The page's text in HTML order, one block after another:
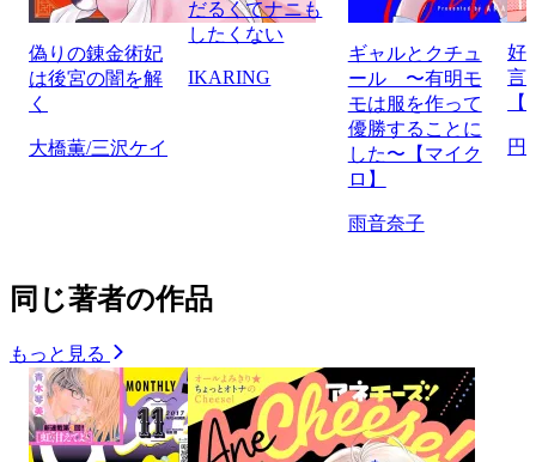
偽りの錬金術妃
は後宮の闇を解
く
大橋薫/三沢ケイ
だるくてナニも
したくない
IKARING
ギャルとクチュ
ール 〜有明モ
モは服を作って
優勝することに
した〜【マイク
ロ】
雨音奈子
好
言
円
同じ著者の作品
もっと見る